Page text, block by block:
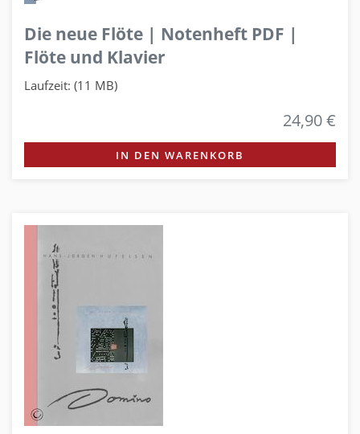
Die neue Flöte | Notenheft PDF |
Flöte und Klavier
Laufzeit: (11 MB)
24,90 €
IN DEN WARENKORB